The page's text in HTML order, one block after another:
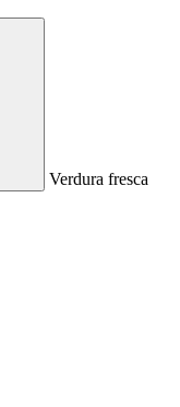
Verdura fresca